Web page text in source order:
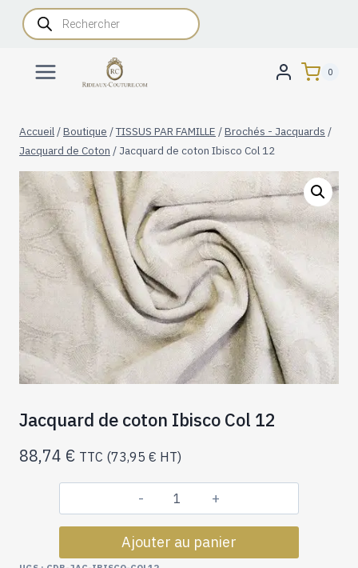
AllerRecherche
de
produits
0
Accueil /Boutique /TISSUS PAR FAMILLE /Brochés - Jacquards /
Jacquard de Coton /Jacquard de coton Ibisco Col 12
Jacquard de coton Ibisco Col 12
88,74 € TTC (73,95 € HT)
quantité
de
Jacquard
Ajouter au panier